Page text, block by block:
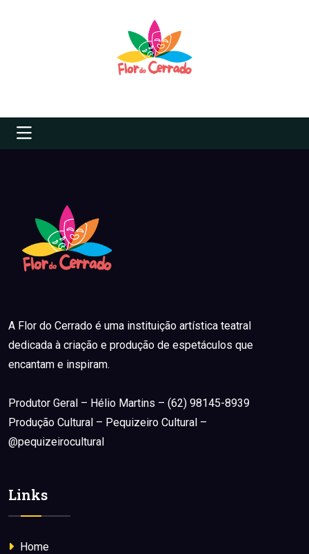
A Flor do Cerrado é uma instituição artística teatral
dedicada à criação e produção de espetáculos que
encantam e inspiram.
Produtor Geral – Hélio Martins – (62) 98145-8939
Produção Cultural – Pequizeiro Cultural –
@pequizeirocultural
Links
Home